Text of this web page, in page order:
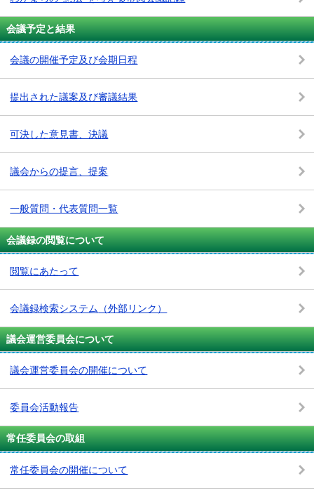
会議予定と結果
会議の開催予定及び会期日程
提出された議案及び審議結果
可決した意見書、決議
議会からの提言、提案
一般質問・代表質問一覧
会議録の閲覧について
閲覧にあたって
会議録検索システム （外部リンク）
議会運営委員会について
議会運営委員会の開催について
委員会活動報告
常任委員会の取組
常任委員会の開催について